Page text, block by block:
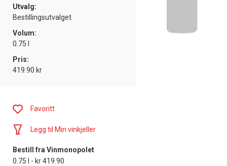
Utvalg:
Bestillingsutvalget
Volum:
0.75 l
Pris:
419.90 kr
Favoritt
Legg til Min vinkjeller
Bestill fra Vinmonopolet
0.75 l - kr 419.90